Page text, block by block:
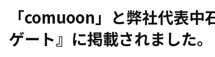
「comuoon」と弊社代表中
ゲート』に掲載されました。